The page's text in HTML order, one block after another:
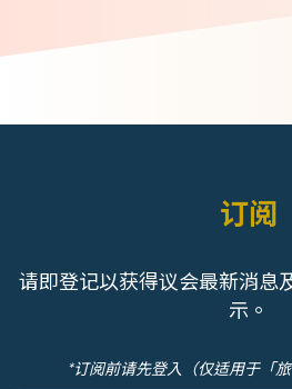
订阅
请即登记以获得议会最新消息
示。
*订阅前请先登入（仅适用于「